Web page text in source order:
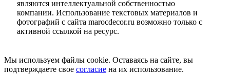
являются интеллектуальной собственностью
компании. Использование текстовых материалов и
фотографий с сайта marocdecor.ru возможно только с
активной ссылкой на ресурс.
Мы используем файлы cookie. Оставаясь на сайте, вы
подтверждаете свое согласие на их использование.